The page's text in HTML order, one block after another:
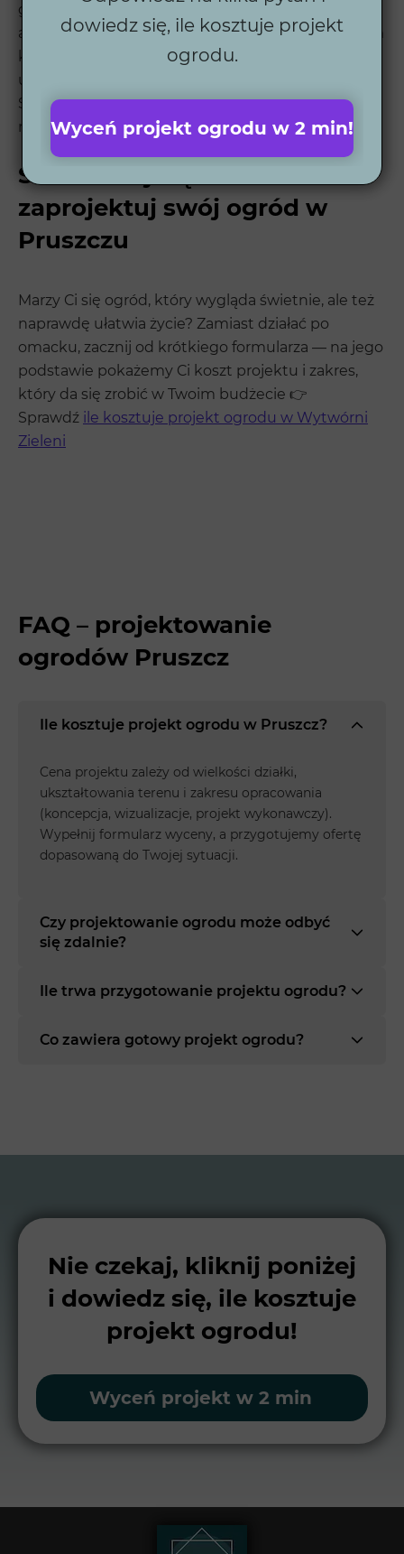
gwarantuje najwyższą jakość realizacji. Dzięki
automatycznym systemom nawadniania, robotom
koszącym i oświetleniu, nasze ogrody są łatwe w
utrzymaniu i wyglądają pięknie przez cały rok.
Sprawdź naszerealizacje ogrodówi zobacz, jak
możemy odmienić Twoją przestrzeń.
Skontaktuj się z nami i
zaprojektuj swój ogród w
Pruszczu
Marzy Ci się ogród, który wygląda świetnie, ale też
naprawdę ułatwia życie? Zamiast działać po
omacku, zacznij od krótkiego formularza — na jego
podstawie pokażemy Ci koszt projektu i zakres,
który da się zrobić w Twoim budżecie 👉
Sprawdź ile kosztuje projekt ogrodu w Wytwórni
Zieleni
FAQ – projektowanie
ogrodów Pruszcz
Ile kosztuje projekt ogrodu w Pruszcz?
Cena projektu zależy od wielkości działki,
ukształtowania terenu i zakresu opracowania
(koncepcja, wizualizacje, projekt wykonawczy).
Wypełnij formularz wyceny, a przygotujemy ofertę
dopasowaną do Twojej sytuacji.
Czy projektowanie ogrodu może odbyć
się zdalnie?
Ile trwa przygotowanie projektu ogrodu?
Co zawiera gotowy projekt ogrodu?
Nie czekaj, kliknij poniżej
i dowiedz się, ile kosztuje
projekt ogrodu!
Wyceń projekt w 2 min
dowiedz się, ile kosztuje projekt
ogrodu.
Wyceń projekt ogrodu w 2 min!